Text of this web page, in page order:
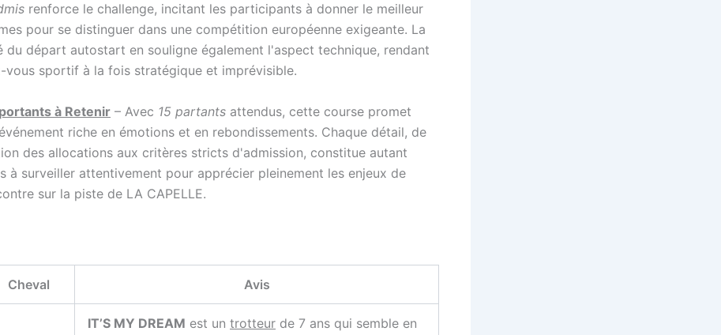
renforce le challenge, incitant les participants à donner le meilleur
pour se distinguer dans une compétition européenne exigeante. La
du départ autostart en souligne également l'aspect technique, rendant
vous sportif à la fois stratégique et imprévisible.
à Retenir – Avec 15 partants attendus, cette course promet
riche en émotions et en rebondissements. Chaque détail, de
des allocations aux critères stricts d'admission, constitue autant
à surveiller attentivement pour apprécier pleinement les enjeux de
sur la piste de LA CAPELLE.
Cheval Avis
IT’S MY DREAM est un trotteur de 7 ans qui semble en